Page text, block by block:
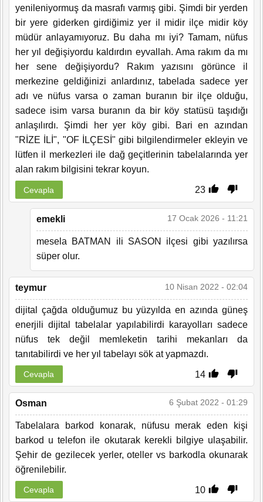
yenileniyormuş da masrafı varmış gibi. Şimdi bir yerden
bir yere giderken girdiğimiz yer il midir ilçe midir köy
müdür anlayamıyoruz. Bu daha mı iyi? Tamam, nüfus
her yıl değişiyordu kaldırdın eyvallah. Ama rakım da mı
her sene değişiyordu? Rakım yazısını görünce il
merkezine geldiğinizi anlardınız, tabelada sadece yer
adı ve nüfus varsa o zaman buranın bir ilçe olduğu,
sadece isim varsa buranın da bir köy statüsü taşıdığı
anlaşılırdı. Şimdi her yer köy gibi. Bari en azından
"RİZE İLİ", "OF İLÇESİ" gibi bilgilendirmeler ekleyin ve
lütfen il merkezleri ile dağ geçitlerinin tabelalarında yer
alan rakım bilgisini tekrar koyun.
23
Cevapla
emekli 17 Ocak 2026 - 11:21
mesela BATMAN ili SASON ilçesi gibi yazılırsa
süper olur.
teymur 10 Nisan 2022 - 02:04
dijital çağda olduğumuz bu yüzyılda en azında güneş
enerjili dijital tabelalar yapılabilirdi karayolları sadece
nüfus tek değil memleketin tarihi mekanları da
tanıtabilirdi ve her yıl tabelayı sök at yapmazdı.
14
Cevapla
Osman 6 Şubat 2022 - 01:29
Tabelalara barkod konarak, nüfusu merak eden kişi
barkod u telefon ile okutarak kerekli bilgiye ulaşabilir.
Şehir de gezilecek yerler, oteller vs barkodla okunarak
öğrenilebilir.
10
Cevapla